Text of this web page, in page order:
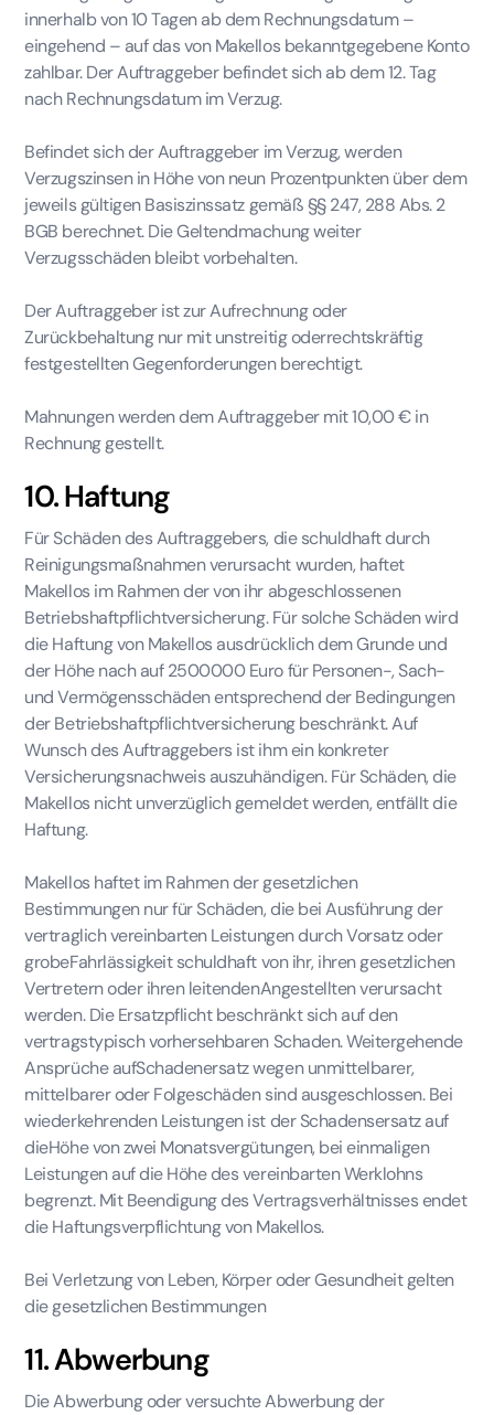
innerhalb von 10 Tagen ab dem Rechnungsdatum –
eingehend – auf das von Makellos bekanntgegebene Konto
zahlbar. Der Auftraggeber befindet sich ab dem 12. Tag
nach Rechnungsdatum im Verzug.
Befindet sich der Auftraggeber im Verzug, werden
Verzugszinsen in Höhe von neun Prozentpunkten über dem
jeweils gültigen Basiszinssatz gemäß §§ 247, 288 Abs. 2
BGB berechnet. Die Geltendmachung weiter
Verzugsschäden bleibt vorbehalten.
Der Auftraggeber ist zur Aufrechnung oder
Zurückbehaltung nur mit unstreitig oderrechtskräftig
festgestellten Gegenforderungen berechtigt.
Mahnungen werden dem Auftraggeber mit 10,00 € in
Rechnung gestellt.
10. Haftung
Für Schäden des Auftraggebers, die schuldhaft durch
Reinigungsmaßnahmen verursacht wurden, haftet
Makellos im Rahmen der von ihr abgeschlossenen
Betriebshaftpflichtversicherung. Für solche Schäden wird
die Haftung von Makellos ausdrücklich dem Grunde und
der Höhe nach auf 2500000 Euro für Personen-, Sach-
und Vermögensschäden entsprechend der Bedingungen
der Betriebshaftpflichtversicherung beschränkt. Auf
Wunsch des Auftraggebers ist ihm ein konkreter
Versicherungsnachweis auszuhändigen. Für Schäden, die
Makellos nicht unverzüglich gemeldet werden, entfällt die
Haftung.
Makellos haftet im Rahmen der gesetzlichen
Bestimmungen nur für Schäden, die bei Ausführung der
vertraglich vereinbarten Leistungen durch Vorsatz oder
grobeFahrlässigkeit schuldhaft von ihr, ihren gesetzlichen
Vertretern oder ihren leitendenAngestellten verursacht
werden. Die Ersatzpflicht beschränkt sich auf den
vertragstypisch vorhersehbaren Schaden. Weitergehende
Ansprüche aufSchadenersatz wegen unmittelbarer,
mittelbarer oder Folgeschäden sind ausgeschlossen. Bei
wiederkehrenden Leistungen ist der Schadensersatz auf
dieHöhe von zwei Monatsvergütungen, bei einmaligen
Leistungen auf die Höhe des vereinbarten Werklohns
begrenzt. Mit Beendigung des Vertragsverhältnisses endet
die Haftungsverpflichtung von Makellos.
Bei Verletzung von Leben, Körper oder Gesundheit gelten
die gesetzlichen Bestimmungen
11. Abwerbung
Die Abwerbung oder versuchte Abwerbung der